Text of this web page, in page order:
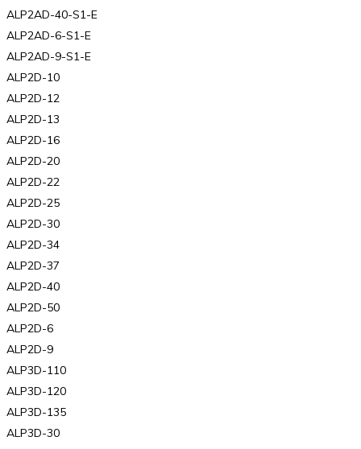
ALP2AD-40-S1-E
ALP2AD-6-S1-E
ALP2AD-9-S1-E
ALP2D-10
ALP2D-12
ALP2D-13
ALP2D-16
ALP2D-20
ALP2D-22
ALP2D-25
ALP2D-30
ALP2D-34
ALP2D-37
ALP2D-40
ALP2D-50
ALP2D-6
ALP2D-9
ALP3D-110
ALP3D-120
ALP3D-135
ALP3D-30